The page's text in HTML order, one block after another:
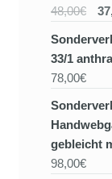
48,00€
33/1
78,00€
gebleicht
98,00€